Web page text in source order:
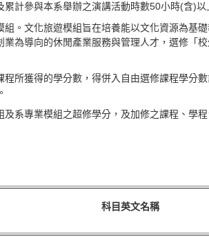
計參與本系舉辦之演講活動時數50小時(含)以
。文化旅遊模組旨在培養能以文化資源為基
為導向的休閒產業服務與管理人才，選修「
所獲得的學分數，得併入自由選修課程學分
系專業模組之超修學分，及加修之課程、學
科目英文名稱